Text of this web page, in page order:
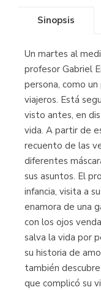
Sinopsis
Un martes al
profesor Gabriel
persona, como
viajeros. Está
visto antes, en
vida. A partir de
recuento de las
diferentes
sus asuntos. El
infancia, visita a
enamora de una
con los ojos
salva la vida por
su historia de
también
que complicó su